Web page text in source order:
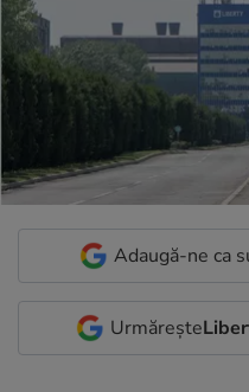
Adaugă-ne ca
Urmărește